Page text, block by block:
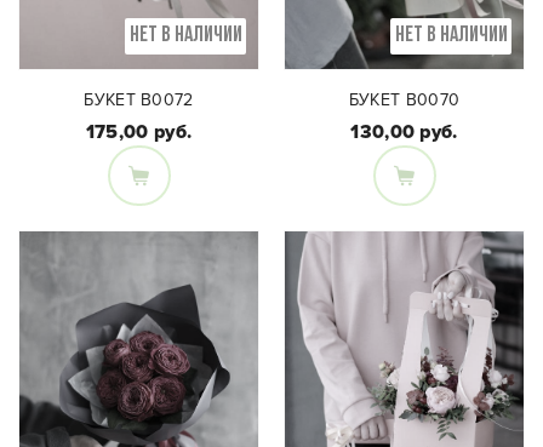
НЕТ В НАЛИЧИИ
Одноголовая роза,
БУКЕТ В0072
175,00 руб.
НЕТ В НАЛИЧИИ
Состав букета:
Эустома, ранункулюс,
тюльпаны, цимбидиум,
альстромерия
БУКЕТ В0070
130,00 руб.